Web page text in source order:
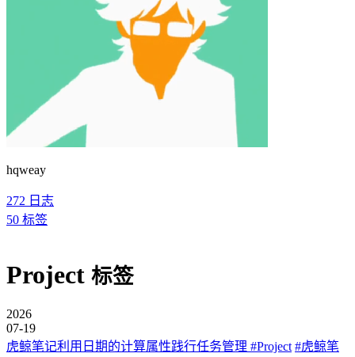
hqweay
272 日志
50 标签
Project 标签
2026
07-19
虎鲸笔记利用日期的计算属性践行任务管理 #Project #虎鲸笔